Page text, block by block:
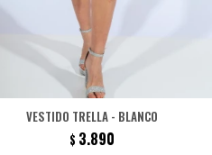
VESTIDO TRELLA - BLANCO
$ 3.890